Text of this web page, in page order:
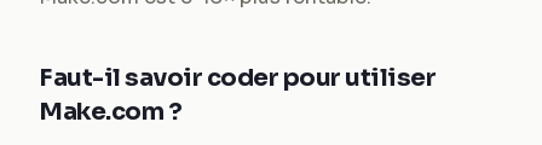
Faut-il savoir coder pour utiliser
Make.com ?